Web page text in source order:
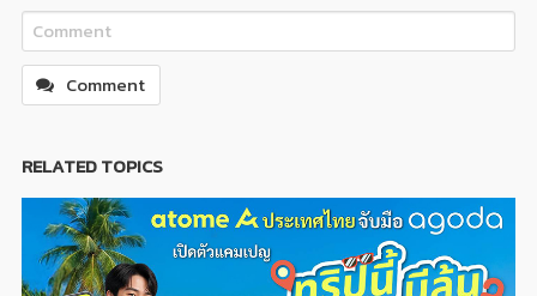
Comment
RELATED TOPICS